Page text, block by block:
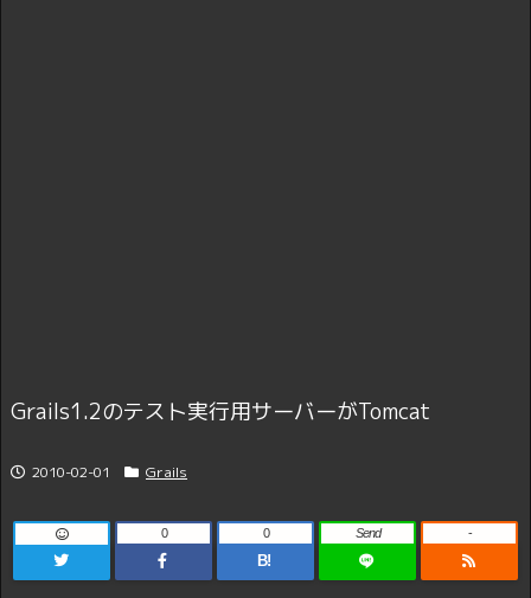
Grails1.2のテスト実行用サーバーがTomcat
2010-02-01 Grails
0
B!
0 Send -